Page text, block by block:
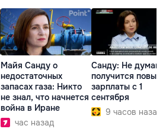
Майя Санду о
недостаточных
запасах газа: Никто
не знал, что начнется
война в Иране
час назад
Санду: Не думаю,
получится
зарплаты с 1
сентября
9 часов назад